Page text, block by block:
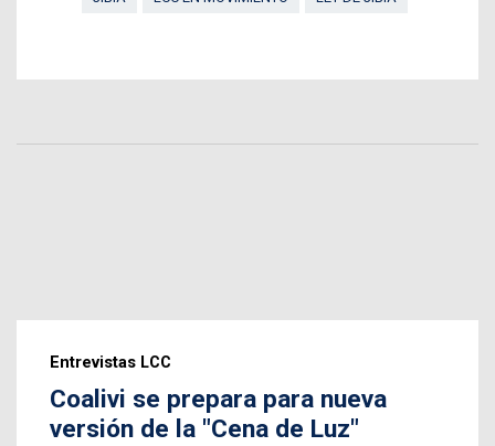
Entrevistas LCC
Coalivi se prepara para nueva
versión de la "Cena de Luz"